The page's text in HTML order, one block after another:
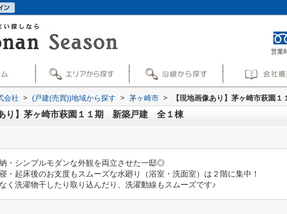
営業
会社 > (戸建(売買))地域から探す > 茅ヶ崎市 > 【現地画像あり】茅ヶ崎市萩園
あり】茅ヶ崎市萩園１１期 新築戸建 全１棟
・シンプルモダンな外観を両立させた一邸◎
・起床後のお支度もスムーズな水廻り（浴室・洗面室）は２階に集中！
く洗濯物干したり取り込んだり、洗濯動線もスムーズです♪